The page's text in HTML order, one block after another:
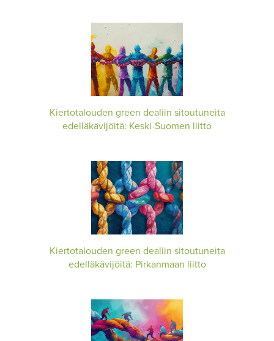
Kiertotalouden green dealiin sitoutuneita
edelläkävijöitä: Keski-Suomen liitto
Kiertotalouden green dealiin sitoutuneita
edelläkävijöitä: Pirkanmaan liitto